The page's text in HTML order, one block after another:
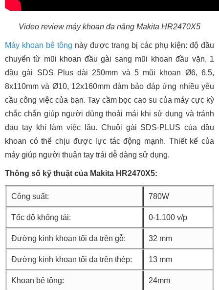
Video review máy khoan đa năng Makita HR2470X5
Máy khoan bê tông này được trang bị các phụ kiện: độ đầu
chuyển từ mũi khoan đầu gài sang mũi khoan đầu vặn, 1
đầu gài SDS Plus dài 250mm và 5 mũi khoan Ø6, 6.5,
8x110mm và Ø10, 12x160mm đảm bảo đáp ứng nhiều yêu
cầu công việc của bạn. Tay cầm bọc cao su của máy cực kỳ
chắc chắn giúp người dùng thoải mái khi sử dụng và tránh
đau tay khi làm việc lâu. Chuôi gài SDS-PLUS của đầu
khoan có thể chịu được lực tác động mạnh. Thiết kế của
máy giúp người thuận tay trái dễ dàng sử dụng.
Thông số kỹ thuật của Makita HR2470X5:
Công suất: 780W
Tốc độ không tải: 0-1.100 v/p
Đường kính khoan tối đa trên gỗ: 32 mm
Đường kính khoan tối đa trên thép: 13 mm
Khoan bê tông: 24mm